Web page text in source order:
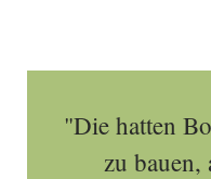
"Die hatten
zu bauen,